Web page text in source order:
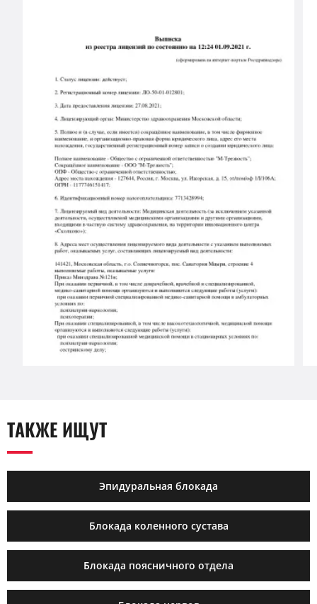
ТАКЖЕ ИЩУТ
Эпидуральная блокада
Блокада коленного сустава
Блокада поясничного отдела